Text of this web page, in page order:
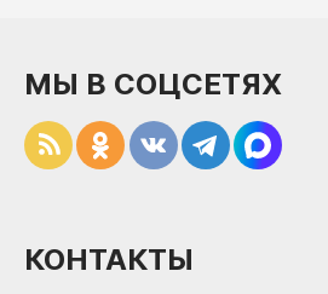
МЫ В СОЦСЕТЯХ
КОНТАКТЫ